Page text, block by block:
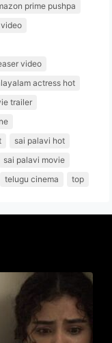
prime pushpa
video
actress hot
trailer
sai palavi hot
sai palavi movie
telugu cinema top
പരമേശ്വരൻ;